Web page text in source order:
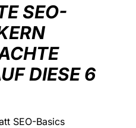
SEO-
DIESE 6
SEO-Basics